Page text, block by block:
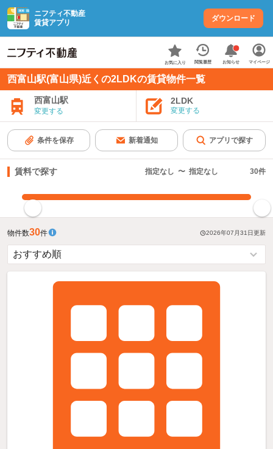
ニフティ不動産
賃貸アプリ
ダウンロード
お気に入り 閲覧履歴 お知らせ マイページ
西富山駅(富山県)近くの2LDKの賃貸物件一覧
西富山駅
変更する
2LDK
変更する
条件を保存 新着通知 アプリで探す
賃料で探す 指定なし 〜 指定なし 30件
物件数30件 2026年07月31日更新